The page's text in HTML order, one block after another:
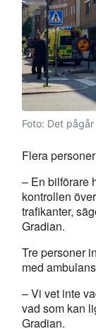
Foto: Det
Flera
– En bilförare
kontrollen
trafikanter,
Gradian.
Tre personer
med
– Vi vet inte
vad som kan
Gradian.